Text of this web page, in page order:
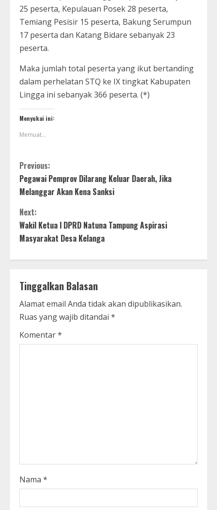
25 peserta, Kepulauan Posek 28 peserta,
Temiang Pesisir 15 peserta, Bakung Serumpun
17 peserta dan Katang Bidare sebanyak 23
peserta.
Maka jumlah total peserta yang ikut bertanding
dalam perhelatan STQ ke IX tingkat Kabupaten
Lingga ini sebanyak 366 peserta. (*)
Menyukai ini:
Memuat...
Previous:
Pegawai Pemprov Dilarang Keluar Daerah, Jika
Melanggar Akan Kena Sanksi
Next:
Wakil Ketua l DPRD Natuna Tampung Aspirasi
Masyarakat Desa Kelanga
Tinggalkan Balasan
Alamat email Anda tidak akan dipublikasikan.
Ruas yang wajib ditandai *
Komentar*
Nama *